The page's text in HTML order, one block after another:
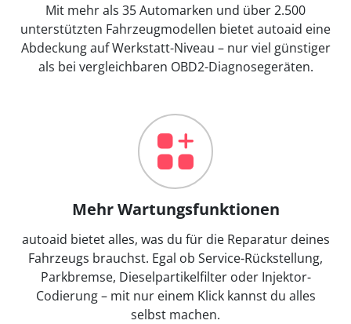
Mit mehr als 35 Automarken und über 2.500
unterstützten Fahrzeugmodellen bietet autoaid eine
Abdeckung auf Werkstatt-Niveau – nur viel günstiger
als bei vergleichbaren OBD2-Diagnosegeräten.
Mehr Wartungsfunktionen
autoaid bietet alles, was du für die Reparatur deines
Fahrzeugs brauchst. Egal ob Service-Rückstellung,
Parkbremse, Dieselpartikelfilter oder Injektor-
Codierung – mit nur einem Klick kannst du alles
selbst machen.